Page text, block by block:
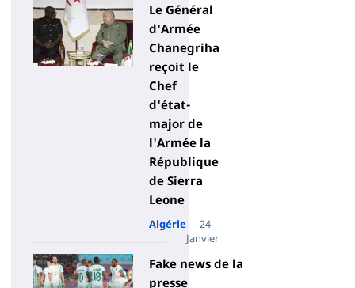
Le Général
d'Armée
Chanegriha
reçoit le
Chef
d'état-
major de
l'Armée la
République
de Sierra
Leone
Algérie
24
Janvier
Fake news de la
presse